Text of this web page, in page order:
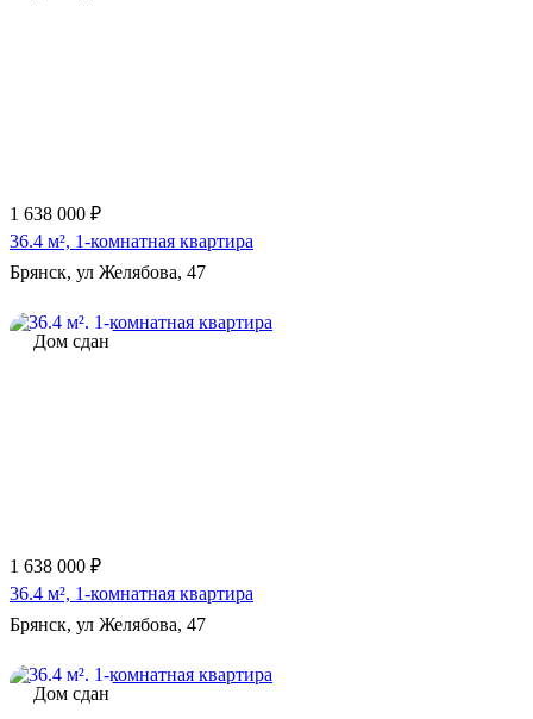
1 638 000 ₽
36.4 м², 1-комнатная квартира
Брянск, ул Желябова, 47
Дом сдан
1 638 000 ₽
36.4 м², 1-комнатная квартира
Брянск, ул Желябова, 47
Дом сдан